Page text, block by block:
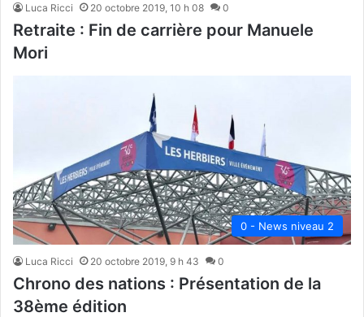
Luca Ricci 20 octobre 2019, 10 h 08 0
Retraite : Fin de carrière pour Manuele
Mori
0 - News niveau 2
Luca Ricci 20 octobre 2019, 9 h 43 0
Chrono des nations : Présentation de la
38ème édition